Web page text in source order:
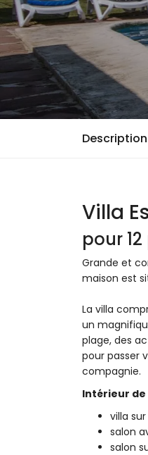
Description
Villa
pour
Grande et
maison est
La villa
un
plage, des
pour passer
compagnie.
Intérieur de
villa
salon
salon